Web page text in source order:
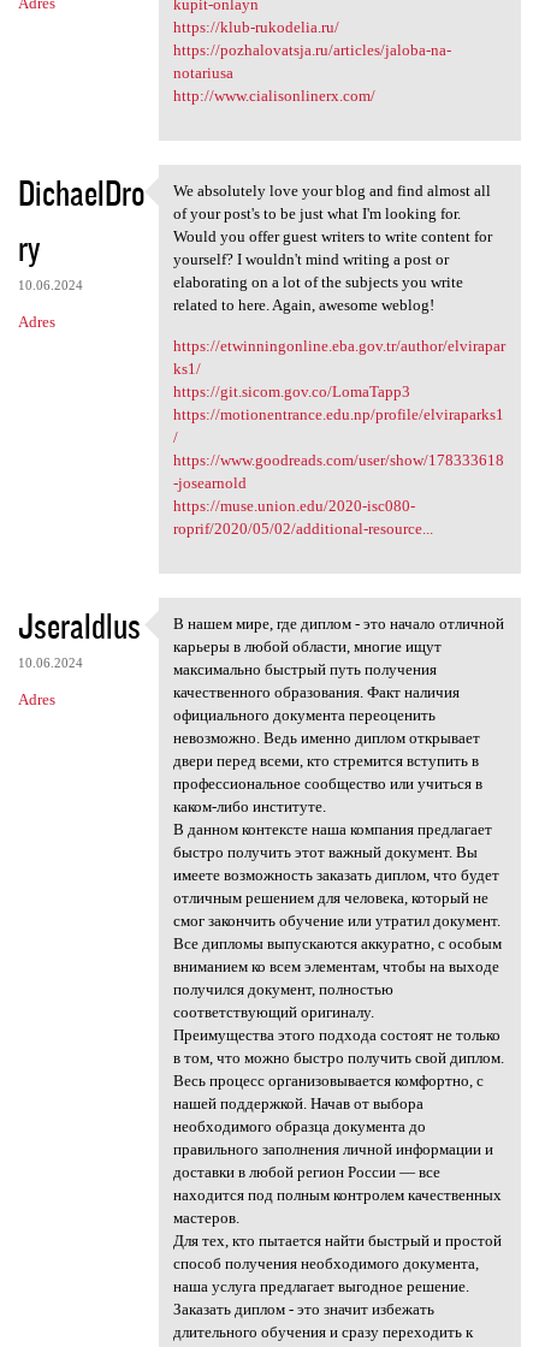
kupit-onlayn
https://klub-rukodelia.ru/
https://pozhalovatsja.ru/articles/jaloba-na-
notariusa
http://www.cialisonlinerx.com/
DichaelDro
ry
10.06.2024
Adres
We absolutely love your blog
We absolutely love your blog and find almost all
of your post's to be just what I'm looking for.
Would you offer guest writers to write content for
yourself? I wouldn't mind writing a post or
elaborating on a lot of the subjects you write
related to here. Again, awesome weblog!
https://etwinningonline.eba.gov.tr/author/elvirapar
ks1/
https://git.sicom.gov.co/LomaTapp3
https://motionentrance.edu.np/profile/elviraparks1
/
https://www.goodreads.com/user/show/178333618
-josearnold
https://muse.union.edu/2020-isc080-
roprif/2020/05/02/additional-resource...
Jseraldlus
10.06.2024
Adres
В нашем мире, где диплом -
В нашем мире, где диплом - это начало отличной
карьеры в любой области, многие ищут
максимально быстрый путь получения
качественного образования. Факт наличия
официального документа переоценить
невозможно. Ведь именно диплом открывает
двери перед всеми, кто стремится вступить в
профессиональное сообщество или учиться в
каком-либо институте.
В данном контексте наша компания предлагает
быстро получить этот важный документ. Вы
имеете возможность заказать диплом, что будет
отличным решением для человека, который не
смог закончить обучение или утратил документ.
Все дипломы выпускаются аккуратно, с особым
вниманием ко всем элементам, чтобы на выходе
получился документ, полностью
соответствующий оригиналу.
Преимущества этого подхода состоят не только
в том, что можно быстро получить свой диплом.
Весь процесс организовывается комфортно, с
нашей поддержкой. Начав от выбора
необходимого образца документа до
правильного заполнения личной информации и
доставки в любой регион России — все
находится под полным контролем качественных
мастеров.
Для тех, кто пытается найти быстрый и простой
способ получения необходимого документа,
наша услуга предлагает выгодное решение.
Заказать диплом - это значит избежать
длительного обучения и сразу переходить к